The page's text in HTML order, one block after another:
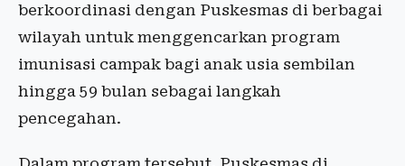
berkoordinasi dengan Puskesmas di berbagai
wilayah untuk menggencarkan program
imunisasi campak bagi anak usia sembilan
hingga 59 bulan sebagai langkah
pencegahan.